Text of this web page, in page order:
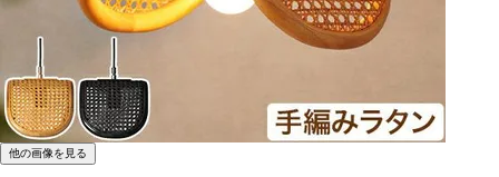
他の画像を見る